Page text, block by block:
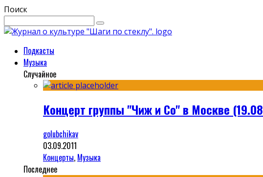
Поиск
Подкасты
Музыка
Случайное
Концерт группы "Чиж и Co" в Москве
golubchikav
03.09.2011
Концерты, Музыка
Последнее